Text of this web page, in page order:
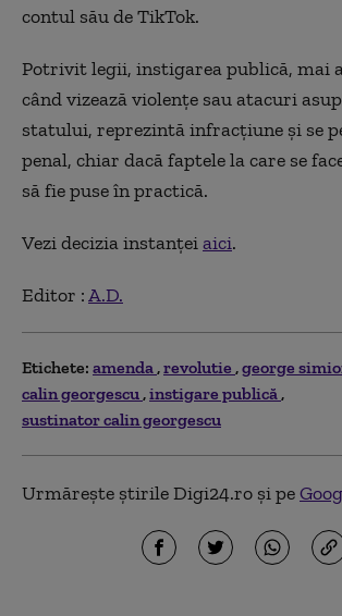
contul său de TikTok.
Potrivit legii, instigarea publică, mai
când vizează violențe sau atacuri
statului, reprezintă infracțiune și se
penal, chiar dacă faptele la care se
să fie puse în practică.
Vezi decizia instanțeiaici.
Editor :A.D.
Etichete: amenda revolutie george
calin georgescu instigare publică
sustinator calin georgescu
Urmărește știrile Digi24.ro și pe